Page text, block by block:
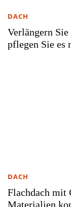
Verlängern
pflegen Sie es
DACH
Flachdach mit
Materialien
DACH